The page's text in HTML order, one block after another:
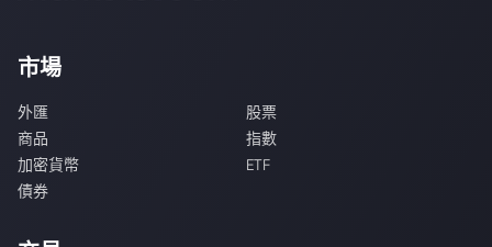
市場
外匯
股票
商品
指數
加密貨幣
ETF
債券